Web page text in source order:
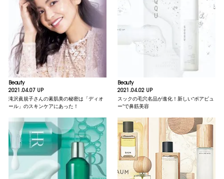
Beauty
2021.04.07 UP
滝沢眞規子さんの素肌美の秘密は「ディオ
ール」のスキンケアにあった！
Beauty
2021.04.02 UP
スックの毛穴名品が進化！新しい“ポアピュ
ー”で鼻筋美容